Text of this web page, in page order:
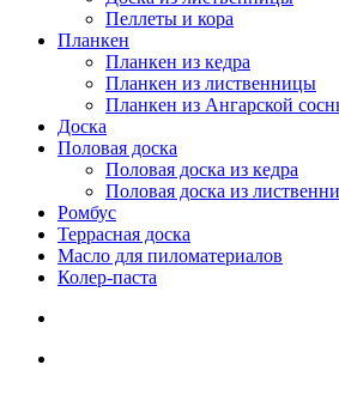
Пеллеты и кора
Планкен
Планкен из кедра
Планкен из лиственницы
Планкен из Ангарской
Доска
Половая доска
Половая доска из кедра
Половая доска из
Ромбус
Террасная доска
Масло для пиломатериалов
Колер-паста